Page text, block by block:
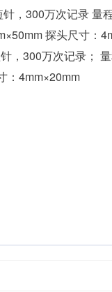
，300万次记录 量
探头尺寸：
，300万次记录；
：4mm×20mm